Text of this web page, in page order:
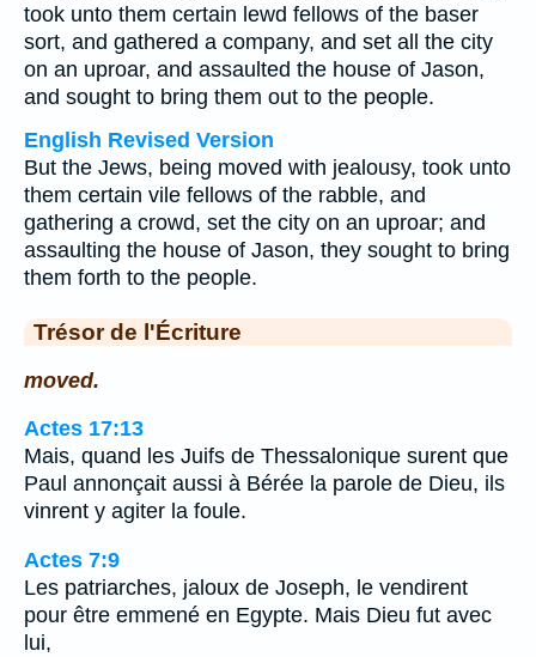
took unto them certain lewd fellows of the baser
sort, and gathered a company, and set all the city
on an uproar, and assaulted the house of Jason,
and sought to bring them out to the people.
English Revised Version
But the Jews, being moved with jealousy, took unto
them certain vile fellows of the rabble, and
gathering a crowd, set the city on an uproar; and
assaulting the house of Jason, they sought to bring
them forth to the people.
Trésor de l'Écriture
moved.
Actes 17:13
Mais, quand les Juifs de Thessalonique surent que
Paul annonçait aussi à Bérée la parole de Dieu, ils
vinrent y agiter la foule.
Actes 7:9
Les patriarches, jaloux de Joseph, le vendirent
pour être emmené en Egypte. Mais Dieu fut avec
lui,